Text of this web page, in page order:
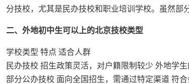
分技校，尤其是民办技校和职业培训学校。虽然部
二、外地初中生可以上的北京技校类型
学校类型 特点 适合人群
民办技校 招生政策灵活，对户籍限制较少 外地学
部分公办技校 面向全国招生，需通过特定渠道 符